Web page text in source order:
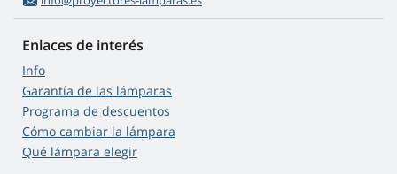
Enlaces de interés
Info
Garantía de las lámparas
Programa de descuentos
Cómo cambiar la lámpara
Qué lámpara elegir